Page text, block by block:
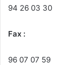
94 26 03 30
Fax :
96 07 07 59